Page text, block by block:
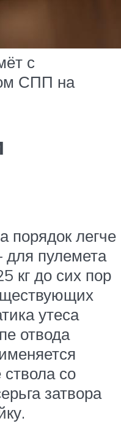
с
СПП на
легче
пулемета
кг до сих пор
утеса
отвода
со
затвора